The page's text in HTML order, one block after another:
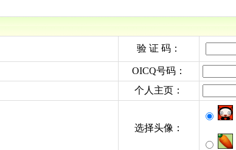
验 证 码：
OICQ号码：
个人主页：
选择头像：